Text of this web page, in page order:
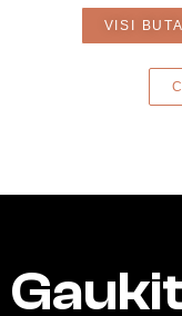
VISI